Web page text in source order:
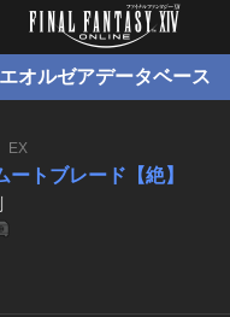
エオルゼアデータベース
EX
ートブレード【絶】